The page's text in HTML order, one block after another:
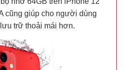
cũng giúp cho người dùng
trữ thoải mái hơn.